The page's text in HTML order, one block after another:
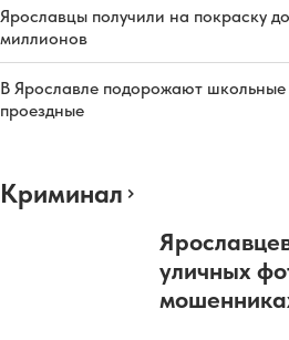
Ярославцы получили на покраску
миллионов
В Ярославле подорожают школьные
проездные
Криминал
уличных